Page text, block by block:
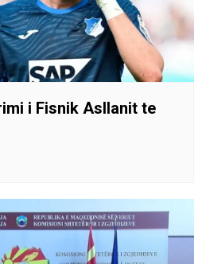
i Fisnik Asllanit te